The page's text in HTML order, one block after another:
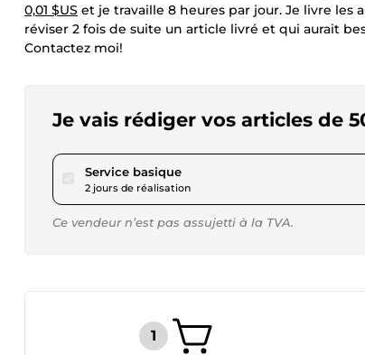
0,01 $US et je travaille 8 heures par jour. Je livre les
réviser 2 fois de suite un article livré et qui aurait
Contactez moi!
Je vais rédiger vos articles de
Service basiquepour 17,28 $US
2 jours de réalisation
Ce vendeur n’est pas assujetti à la TVA.